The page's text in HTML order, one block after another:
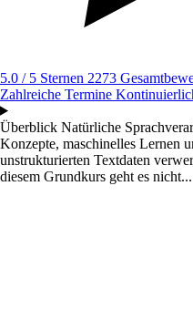
5.0 / 5 Sternen 2273
Zahlreiche Termine
Überblick Natürliche
Konzepte, maschinelles Lernen
unstrukturierten Textdaten
diesem Grundkurs geht es nicht...